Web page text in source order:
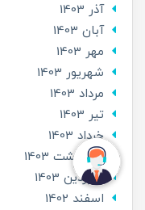
آذر 1403
آبان 1403
مهر 1403
شهریور 1403
مرداد 1403
تير 1403
خرداد 1403
ارديبهشت 1403
فروردین 1403
اسفند 1402